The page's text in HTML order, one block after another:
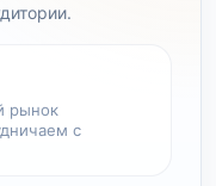
рынок
с